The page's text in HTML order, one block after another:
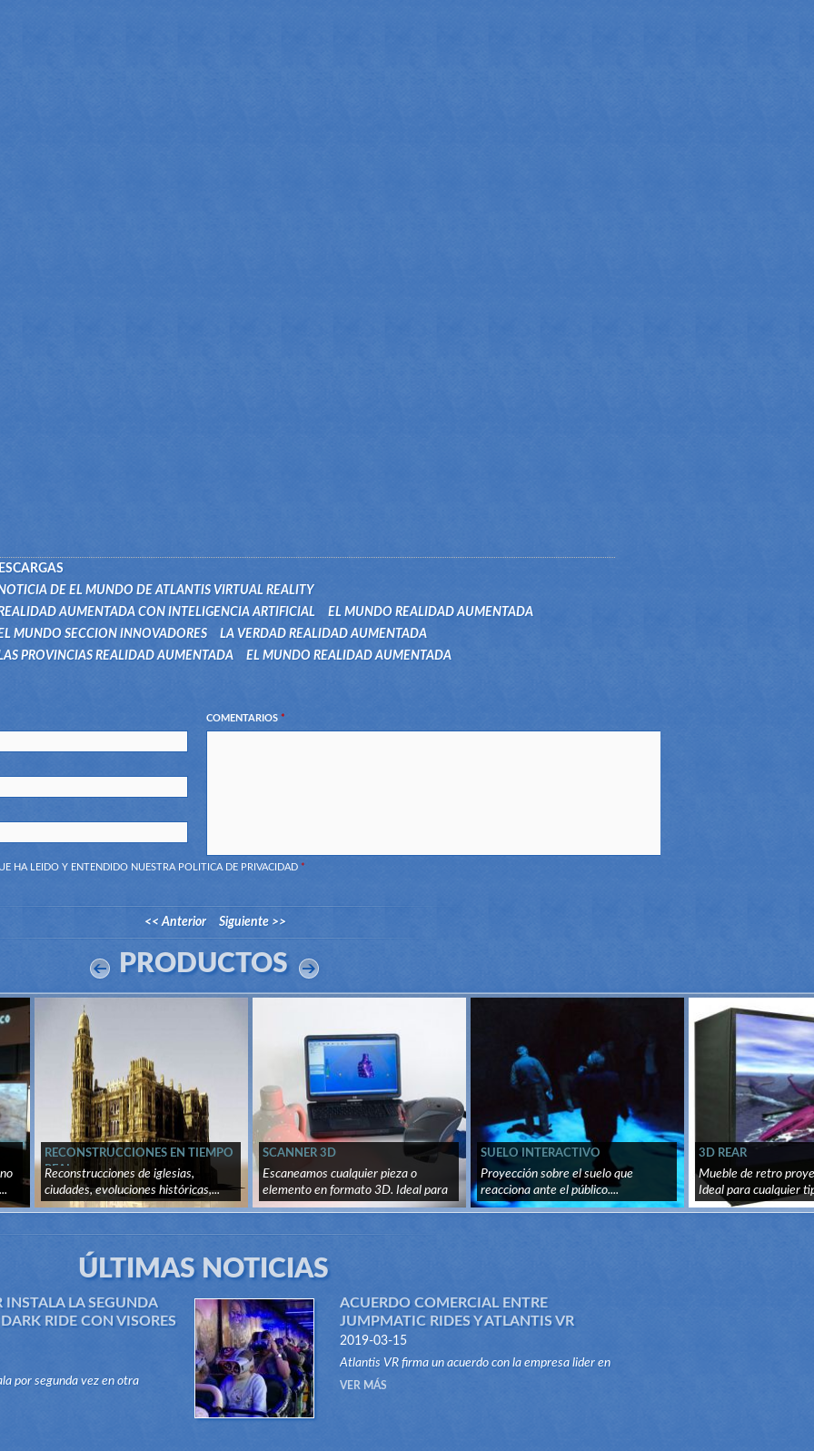
DE EL MUNDO DE ATLANTIS VIRTUAL REALITY
AUMENTADA CON INTELIGENCIA ARTIFICIAL
EL MUNDO REALIDAD AUMENTADA
MUNDO SECCION INNOVADORES
LA VERDAD REALIDAD AUMENTADA
PROVINCIAS REALIDAD AUMENTADA
EL MUNDO REALIDAD AUMENTADA
COMENTARIOS *
HA LEIDO Y ENTENDIDO NUESTRA POLITICA DE PRIVACIDAD *
<< Anterior Siguiente >>
PRODUCTOS
RECONSTRUCCIONES EN TIEMPO
REAL
Reconstrucciones de iglesias,
ciudades, evoluciones históricas,...
SCANNER 3D
Escaneamos cualquier pieza o
elemento en formato 3D. Ideal para
recon...
SUELO INTERACTIVO
Proyección sobre el suelo que
reacciona ante el público....
3D REAR
Mueble de retro
Ideal para cualquier
ÚLTIMAS NOTICIAS
INSTALA LA SEGUNDA
RIDE CON VISORES
por segunda vez en otra
ACUERDO COMERCIAL ENTRE
JUMPMATIC RIDES Y ATLANTIS VR
2019-03-15
Atlantis VR firma un acuerdo con la empresa lider en
el sector de las atracciones mecanicas, Jumpmatic
VER MÁS